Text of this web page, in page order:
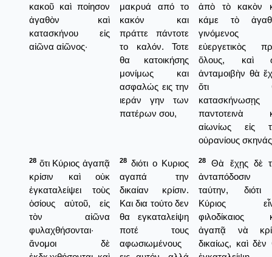
κακοῦ καὶ ποίησον
ἀγαθὸν καὶ
κατασκήνου εἰς
αἰῶνα αἰῶνος·
μακρυά από το
κακόν και
πράττε πάντοτε
το καλόν. Τοτε
θα κατοικήσης
μονίμως και
ασφαλώς εις την
ιεράν γην των
πατέρων σου,
ἀπὸ τὸ κακὸν
κάμε τὸ
γινόμενος
εὐεργετικὸς
ὅλους, καὶ
ἀνταμοιβὴν θὰ
ὅτι
κατασκήνωσῃς
παντοτεινὰ
αἰωνίως εἰς
οὐρανίους
28 ὅτι Κύριος ἀγαπᾷ
κρίσιν καὶ οὐκ
ἐγκαταλείψει τοὺς
ὁσίους αὐτοῦ, εἰς
τὸν αἰῶνα
φυλαχθήσονται·
ἄνομοι δὲ
28 διότι ο Κυριος
αγαπά την
δικαίαν κρίσιν.
Και δια τούτο δεν
θα εγκαταλείψη
ποτέ τους
αφωσιωμένους
28
Θὰ ἔχῃς δὲ
ἀνταπόδοσιν
ταύτην,
Κύριος
φιλοδίκαιος
ἀγαπᾷ νὰ
δικαίως, καὶ δὲν